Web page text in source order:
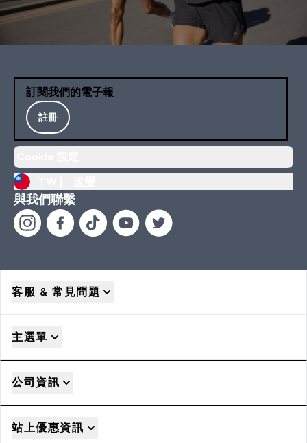
訂閱我們的電子報
註冊
與我們聯繫
客服 & 常見問題
主選單
公司資訊
站上優惠資訊